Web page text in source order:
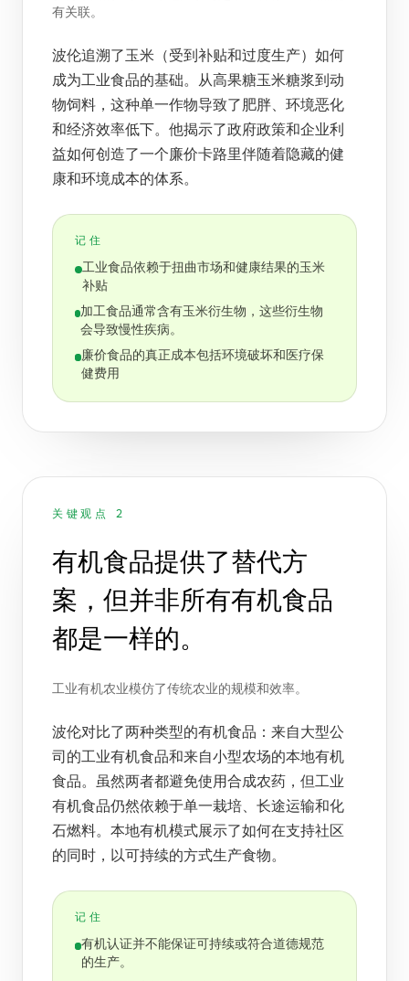
有关联。
波伦追溯了玉米（受到补贴和过度生产）如何
成为工业食品的基础。从高果糖玉米糖浆到动
物饲料，这种单一作物导致了肥胖、环境恶化
和经济效率低下。他揭示了政府政策和企业利
益如何创造了一个廉价卡路里伴随着隐藏的健
康和环境成本的体系。
记住
工业食品依赖于扭曲市场和健康结果的玉米
补贴
加工食品通常含有玉米衍生物，这些衍生物
会导致慢性疾病。
廉价食品的真正成本包括环境破坏和医疗保
健费用
关键观点 2
有机食品提供了替代方
案，但并非所有有机食品
都是一样的。
工业有机农业模仿了传统农业的规模和效率。
波伦对比了两种类型的有机食品：来自大型公
司的工业有机食品和来自小型农场的本地有机
食品。虽然两者都避免使用合成农药，但工业
有机食品仍然依赖于单一栽培、长途运输和化
石燃料。本地有机模式展示了如何在支持社区
的同时，以可持续的方式生产食物。
记住
有机认证并不能保证可持续或符合道德规范
的生产。